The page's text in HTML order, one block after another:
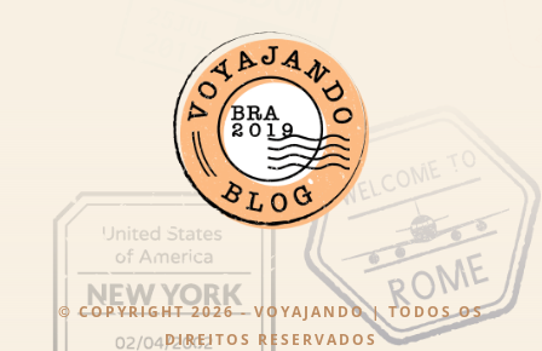
© COPYRIGHT 2026 - VOYAJANDO | TODOS OS
DIREITOS RESERVADOS